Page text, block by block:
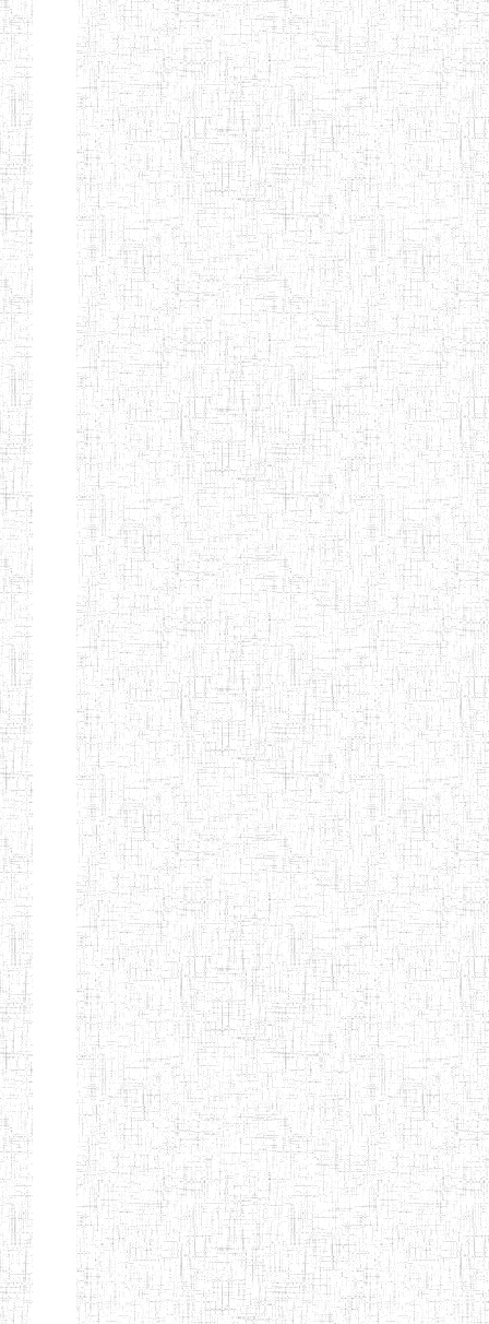
ENIEG
MODERNE
SAINTE MARIE
04/08/2010 ENIEG
ENIEG PRIVEE
BILINGUE LES
BOSONS
04/08/2010 ENIEG
ENIEG BILINGUE
LE NORMALIEN
CITOYEN
01/08/2014 ENIEG
ENIEG BILINGUE
CLAIRE
FONTAINE
03/10/2012 ENIEG
ENIEG BILINGUE
LA COURONNE
25/06/2014 ENIEG
ENIET BILINGUE
LA
PERFORMANCE
06/01/2014 ENIET
ENIET PRIVEE
LES FERMIONS
25/07/2013 ENIET
ENIET PRIVEE DE
L'OUEST
17/04/2014 ENIET
ENIET LE
NORMALIEN
CITOYEN
30/10/2014 ENIET
ENIEG PRIVEE
L'ARCHE DES
PHOTONS
04/08/2010 ENIEG
ECOLE DE
FORMATION
DES
INSTITUTEURS
ST ANDRE
30/11/2004 ENIEG